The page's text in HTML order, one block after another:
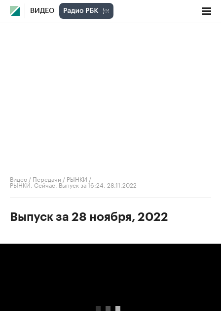
ВИДЕО
Видео / Передачи / РЫНКИ /
РЫНКИ. Сейчас. Выпуск за 16:24, 28.11.2022
Выпуск за 28 ноября, 2022